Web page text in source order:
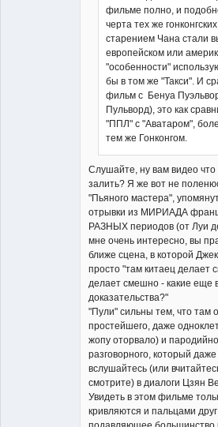
фильме полно, и
черта тех же
старением Чана стали
европейском или
"особенности"
бы в том же "Такси". И
фильм с Бенуа
Пульворд), это как
"ППЛ" с "Аватаром",
тем же Гонконгом.
Слушайте, ну вам видео
залить? Я же вот не
"Пьяного мастера",
отрывки из МИРИАДА
РАЗНЫХ периодов (от Луи
мне очень интересно, вы
ближе сцена, в которой
просто "там китаец делает
делает смешно - какие еще
доказательства?"
"Пули" сильны тем, что там
простейшего, даже
жопу оторвало) и
разговорного, который
вслушайтесь (или
смотрите) в диалоги Цзян
Увидеть в этом фильме
кривляются и пальцами